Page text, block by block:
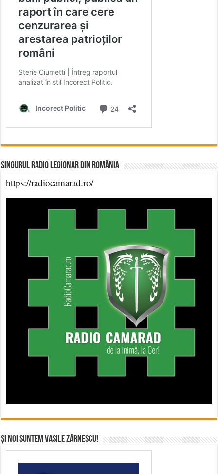
Singurul Radio Legionar din România
https://radiocamarad.ro/
Și noi suntem Vasile Zărnescu!